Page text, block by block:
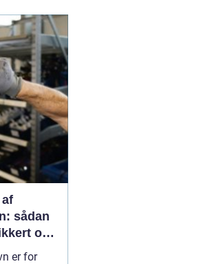
tandlæge
du
valgmuligheder m...
sådan
og
er for